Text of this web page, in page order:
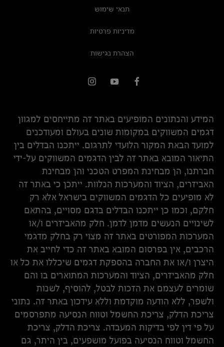
תנאי שימוש
מדיניות פרטיות
הצהרת נגישות
המידע והנתונים המופיעים באתר זה מתייחסים למגוון
דגמים המשווקים במקומות שונים בעולם ומעודכנים
למועד הבאת המקור הלועדי לתרגום. ייתכנו הבדלים בין
התיאור המובא באתר זה לבין הדגמים המשווקים על-ידי
חברתנו, הן מבחינת המפרט הטכני והן מבחינת
האביזרים, הציוד והמערכות הנלוות. ייתכן כי באתר זה
לא מופיעים כל הדגמים המשווקים בישראל אלא רק
חלקם, וכמו כן ייתכנו הבדלים בדגם מסויים, בהתאם
לשינויים הנעשים מדמן לדמן. חלק מהאביזרים ו/או
המערכות המפורטים באתר זה מצוי רק בחלק מדגמי
הרכבים, אין בפרסום המובא באתר זה כדי לחייב את
היצרן ו/או את החברה בהספקת דגמים שיכללו את כל או
חלק מהאביזרים, הציוד והמערכות המתוארים בו והם
שומרים לעצמם את הזכות לבטל, להוסיף, לשנות
ולשפר, ללא הודעה מוקדמת וללא עידכון באתר זה. נתוני
צריכת הדלק, צריכת החשמל וטווח הנסיעה מתפרסמים
על פי דין לפי בדיקות המעבדה. צריכת הדלק, צריכת
החשמל וטווח הנסיעה בפועל מושפעים, בין היתר, גם